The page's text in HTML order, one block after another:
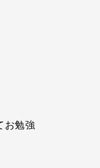
お勉強